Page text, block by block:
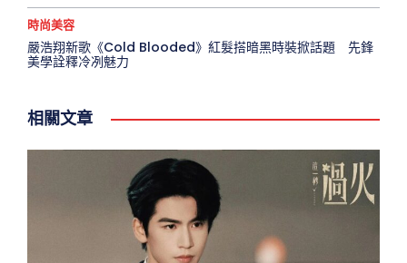
時尚美容
嚴浩翔新歌《Cold Blooded》紅髮搭暗黑時裝掀話題 先鋒
美學詮釋冷冽魅力
相關文章